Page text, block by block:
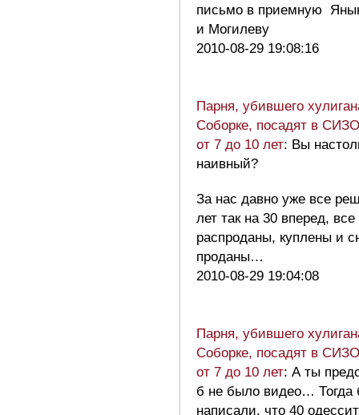
письмо в приемную
и Могилеву
2010-08-29 19:08:16
Парня, убившего
Соборке, посадят в
от 7 до 10 лет: Вы
наивный?
За нас давно уже все
лет так на 30 вперед,
распроданы, куплены и
проданы…
2010-08-29 19:04:08
Парня, убившего
Соборке, посадят в
от 7 до 10 лет: А ты
б не было видео… Тогда
написали, что 40